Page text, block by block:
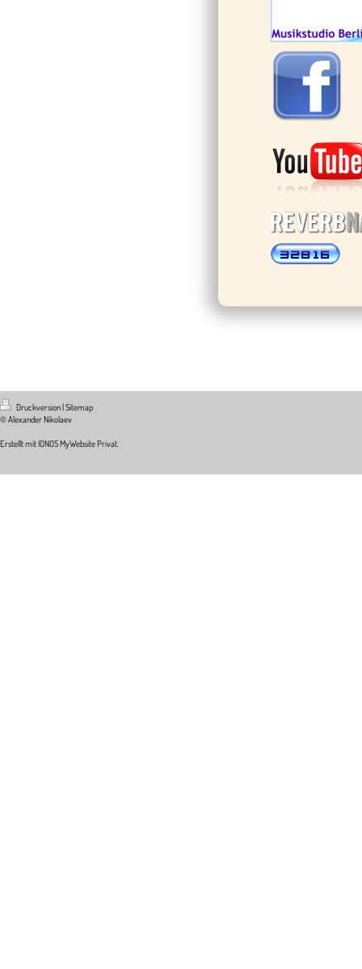
Druckversion|Sitemap
© Alexander Nikolaev
Erstellt mitIONOS MyWebsite Privat.